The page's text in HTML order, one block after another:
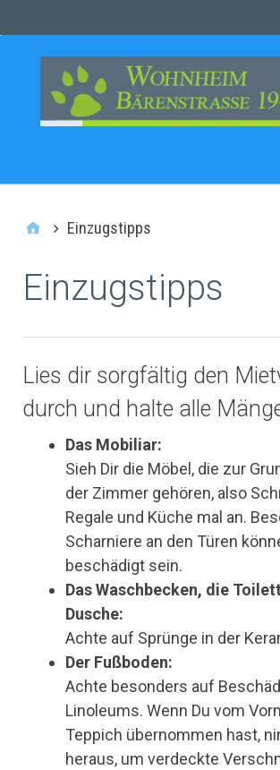
Einzugstipps
Einzugstipps
Lies dir sorgfältig den
durch und halte alle
Das Mobiliar:
Sieh Dir die Möbel, die zur
der Zimmer gehören, also
Regale und Küche mal an.
Scharniere an den Türen
beschädigt sein.
Das Waschbecken, die
Dusche:
Achte auf Sprünge in der
Der Fußboden:
Achte besonders auf
Linoleums. Wenn Du vom
Teppich übernommen hast,
heraus, um verdeckte